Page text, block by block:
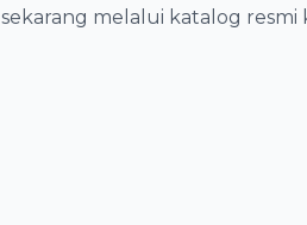
sekarang melalui katalog resmi